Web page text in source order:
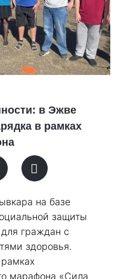
в Эжве
в рамках
на базе
защиты
граждан с
здоровья.
марафона «Сила